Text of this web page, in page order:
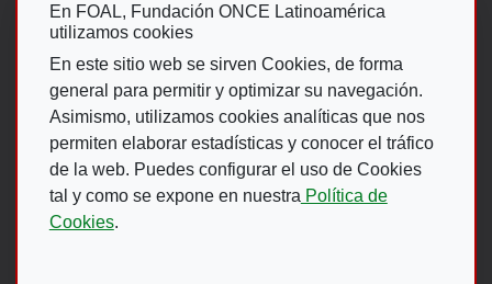
En FOAL, Fundación ONCE Latinoamérica
utilizamos cookies
En este sitio web se sirven Cookies, de forma
general para permitir y optimizar su navegación.
Asimismo, utilizamos cookies analíticas que nos
permiten elaborar estadísticas y conocer el tráfico
de la web. Puedes configurar el uso de Cookies
tal y como se expone en nuestra Política de
Cookies.
Footer Menu